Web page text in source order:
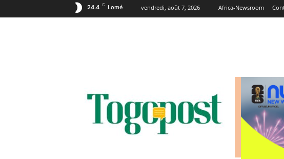
24.4 C Lomé vendredi, août 7, 2026 Africa-Newsroom